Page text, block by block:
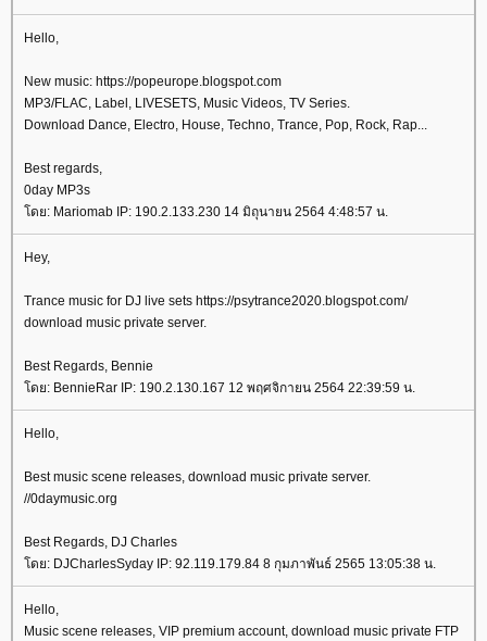
Hello,
New music: https://popeurope.blogspot.com
MP3/FLAC, Label, LIVESETS, Music Videos, TV Series.
Download Dance, Electro, House, Techno, Trance, Pop, Rock, Rap...
Best regards,
0day MP3s
ดย: Mariomab IP: 190.2.133.230 14 มิถุนายน 2564 4:48:57 น.
Hey,
Trance music for DJ live sets https://psytrance2020.blogspot.com/
download music private server.
Best Regards, Bennie
ดย: BennieRar IP: 190.2.130.167 12 พฤศจิกายน 2564 22:39:59 น.
Hello,
Best music scene releases, download music private server.
//0daymusic.org
Best Regards, DJ Charles
ดย: DJCharlesSyday IP: 92.119.179.84 8 กุมภาพันธ์ 2565 13:05:38 น.
Hello,
Music scene releases, VIP premium account, download music private FTP